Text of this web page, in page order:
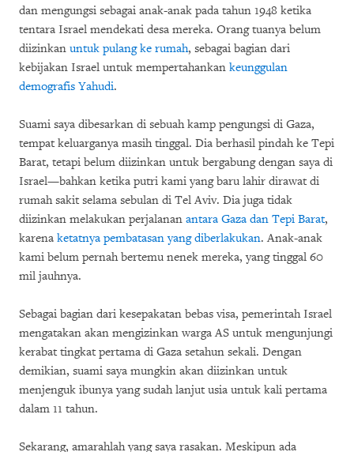
dan mengungsi sebagai anak-anak pada tahun 1948 ketika
tentara Israel mendekati desa mereka. Orang tuanya belum
diizinkan untuk pulang ke rumah, sebagai bagian dari
kebijakan Israel untuk mempertahankan keunggulan
demografis Yahudi.
Suami saya dibesarkan di sebuah kamp pengungsi di Gaza,
tempat keluarganya masih tinggal. Dia berhasil pindah ke Tepi
Barat, tetapi belum diizinkan untuk bergabung dengan saya di
Israel—bahkan ketika putri kami yang baru lahir dirawat di
rumah sakit selama sebulan di Tel Aviv. Dia juga tidak
diizinkan melakukan perjalanan antara Gaza dan Tepi Barat,
karena ketatnya pembatasan yang diberlakukan. Anak-anak
kami belum pernah bertemu nenek mereka, yang tinggal 60
mil jauhnya.
Sebagai bagian dari kesepakatan bebas visa, pemerintah Israel
mengatakan akan mengizinkan warga AS untuk mengunjungi
kerabat tingkat pertama di Gaza setahun sekali. Dengan
demikian, suami saya mungkin akan diizinkan untuk
menjenguk ibunya yang sudah lanjut usia untuk kali pertama
dalam 11 tahun.
Sekarang, amarahlah yang saya rasakan. Meskipun ada